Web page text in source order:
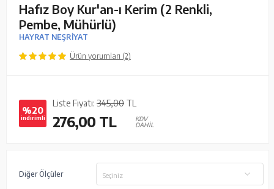
Hafız Boy Kur'an-ı Kerim (2 Renkli,
Pembe, Mühürlü)
HAYRAT NEŞRİYAT
Ürün yorumları (2)
%20
indirimli
Liste Fiyatı: 345,00 TL
276,00 TL
KDV
DAHİL
Diğer Ölçüler Seçiniz